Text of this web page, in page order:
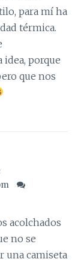
para mí ha
térmica.
porque
que nos
acolchados
no se
una camiseta